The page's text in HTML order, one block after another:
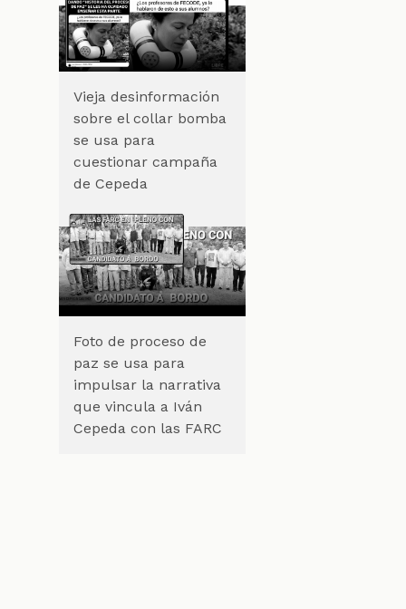
Vieja desinformación
sobre el collar bomba
se usa para
cuestionar campaña
de Cepeda
Foto de proceso de
paz se usa para
impulsar la narrativa
que vincula a Iván
Cepeda con las FARC